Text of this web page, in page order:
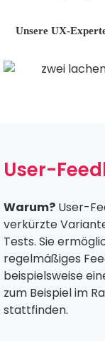
Unsere UX-
User-
Warum? User-
verkürzte
Tests. Sie
regelmäßiges
beispielsweise
zum Beispiel im
stattfinden.